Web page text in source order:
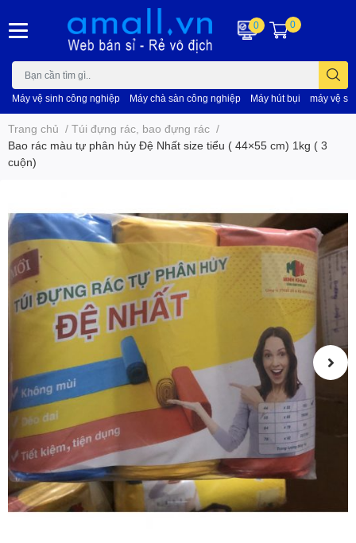
Máy vệ sinh công nghiệp Máy chà sàn công nghiệp Máy hút bụi máy vệ
0 0
Trang chủ / Túi đựng rác, bao đựng rác /
Bao rác màu tự phân hủy Đệ Nhất size tiểu ( 44×55 cm) 1kg ( 3
cuộn)